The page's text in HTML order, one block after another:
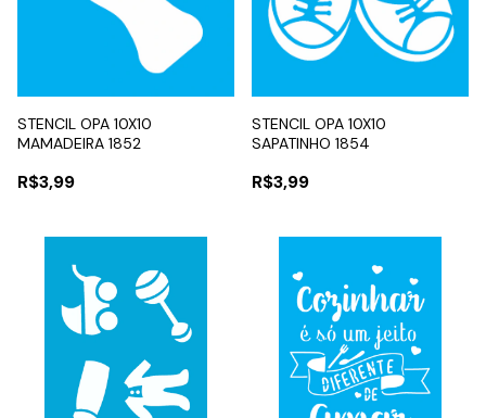
STENCIL OPA 10X10
MAMADEIRA 1852
R$3,99
STENCIL OPA 10X10
SAPATINHO 1854
R$3,99